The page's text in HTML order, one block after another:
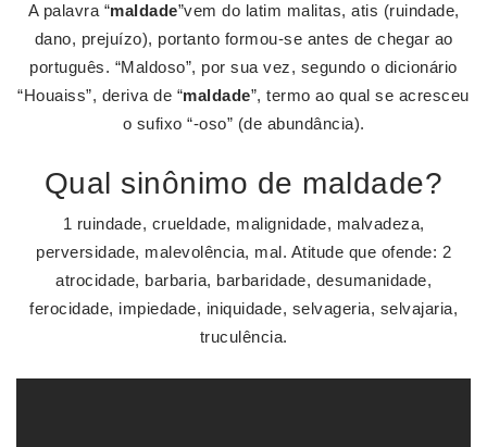
A palavra “maldade”vem do latim malitas, atis (ruindade,
dano, prejuízo), portanto formou-se antes de chegar ao
português. “Maldoso”, por sua vez, segundo o dicionário
“Houaiss”, deriva de “maldade”, termo ao qual se acresceu
o sufixo “-oso” (de abundância).
Qual sinônimo de maldade?
1 ruindade, crueldade, malignidade, malvadeza,
perversidade, malevolência, mal. Atitude que ofende: 2
atrocidade, barbaria, barbaridade, desumanidade,
ferocidade, impiedade, iniquidade, selvageria, selvajaria,
truculência.